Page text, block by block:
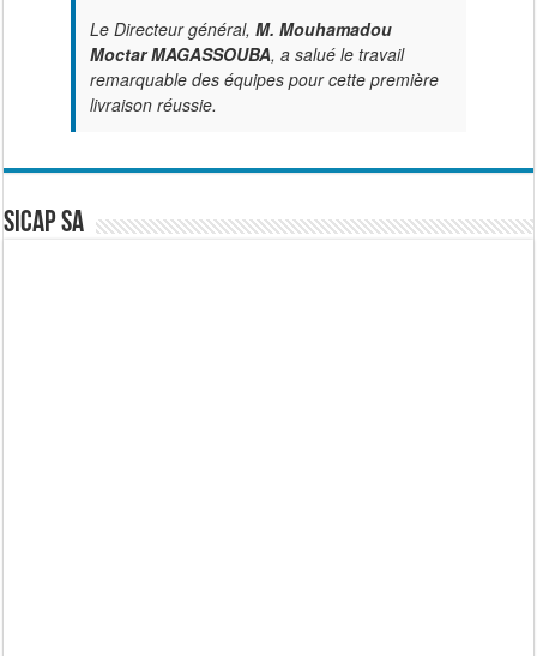
Le Directeur général, M. Mouhamadou
Moctar MAGASSOUBA, a salué le travail
remarquable des équipes pour cette première
livraison réussie.
SICAP SA